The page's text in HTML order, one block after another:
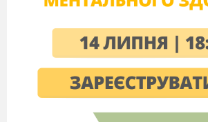
Як у Бразилії називають нетрі,
розміщені на околицях міст чи на
бантустани